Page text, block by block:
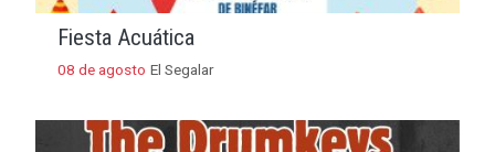
Fiesta Acuática
08 de agosto El Segalar